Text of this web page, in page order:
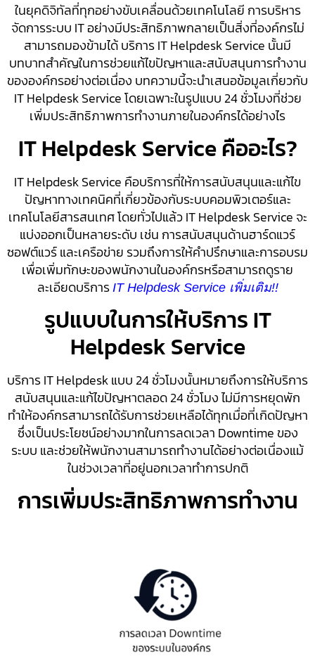
ในยุคดิจิทัลที่ทุกอย่างขับเคลื่อนด้วยเทคโนโลยี การบริหาร
จัดการระบบ IT อย่างมีประสิทธิภาพกลายเป็นสิ่งที่องค์กรไม่
สามารถมองข้ามได้ บริการ IT Helpdesk Service นั้นมี
บทบาทสำคัญในการช่วยแก้ไขปัญหาและสนับสนุนการทำงาน
ขององค์กรอย่างต่อเนื่อง บทความนี้จะนำเสนอข้อมูลเกี่ยวกับ
IT Helpdesk Service โดยเฉพาะในรูปแบบ 24 ชั่วโมงที่ช่วย
เพิ่มประสิทธิภาพการทำงานภายในองค์กรได้อย่างไร
IT Helpdesk Service คืออะไร?
IT Helpdesk Service คือบริการที่ให้การสนับสนุนและแก้ไข
ปัญหาทางเทคนิคที่เกี่ยวข้องกับระบบคอมพิวเตอร์และ
เทคโนโลยีสารสนเทศ โดยทั่วไปแล้ว IT Helpdesk Service จะ
แบ่งออกเป็นหลายระดับ เช่น การสนับสนุนด้านฮาร์ดแวร์
ซอฟต์แวร์ และเครือข่าย รวมถึงการให้คำปรึกษาและการอบรม
เพื่อเพิ่มทักษะของพนักงานในองค์กรหรือสามารถดูราย
ละเอียดบริการ IT Helpdesk Service เพิ่มเติม!!
รูปแบบในการให้บริการ IT
Helpdesk Service
บริการ IT Helpdesk แบบ 24 ชั่วโมงนั้นหมายถึงการให้บริการ
สนับสนุนและแก้ไขปัญหาตลอด 24 ชั่วโมง ไม่มีการหยุดพัก
ทำให้องค์กรสามารถได้รับการช่วยเหลือได้ทุกเมื่อที่เกิดปัญหา
ซึ่งเป็นประโยชน์อย่างมากในการลดเวลา Downtime ของ
ระบบ และช่วยให้พนักงานสามารถทำงานได้อย่างต่อเนื่องแม้
ในช่วงเวลาที่อยู่นอกเวลาทำการปกติ
การเพิ่มประสิทธิภาพการทำงาน